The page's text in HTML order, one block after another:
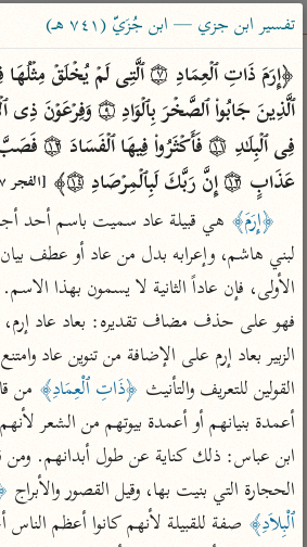
ساهم معنا في نشر القرآن
الباحث القرآني
بحث تفسير علوم
2 or more characters for results.
Type 1 or more
characters for results.
أمّهات
تفسير الطبري
تفسير ابن كثير
تفسير القرطبي
تفسير البغوي
جمع الأقوال
تفسير ابن الجوزي
عامّة
فتح البيان للقنوجي
فتح القدير للشوكاني
تفسير ابن جزي
موسوعات
تفسير الآلوسي
تفسير الرازي
تفسير ابن جزي — ابن جُزَيّ (٧٤١ هـ)
عَذَابٍ ۝١٣ إِنَّ رَبَّكَ لَبِٱلۡمِرۡصَادِ ۝١٤﴾
[الفجر ٧-١٤]
﴿إِرَمَ﴾
القولين للتعريف والتأنيث ﴿ذَاتِ ٱلْعِمَادِ﴾
الحجارة التي بنيت بها، وقيل القصور والأبراج
ٱلْبِلاَدِ﴾